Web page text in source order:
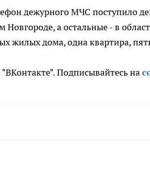
дежурного МЧС поступило
а остальные - в
жилых дома, одна квартира,
Подписывайтесь на